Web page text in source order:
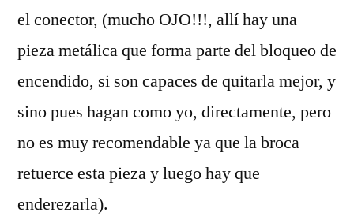
el conector, (mucho OJO!!!, allí hay una
pieza metálica que forma parte del bloqueo de
encendido, si son capaces de quitarla mejor, y
sino pues hagan como yo, directamente, pero
no es muy recomendable ya que la broca
retuerce esta pieza y luego hay que
enderezarla).